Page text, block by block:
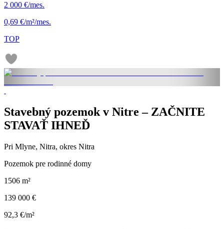
2 000 €/mes.
0,69 €/m²/mes.
TOP
Stavebný pozemok v Nitre – ZAČNITE
STAVAŤ IHNEĎ
Pri Mlyne, Nitra, okres Nitra
Pozemok pre rodinné domy
1506 m²
139 000 €
92,3 €/m²